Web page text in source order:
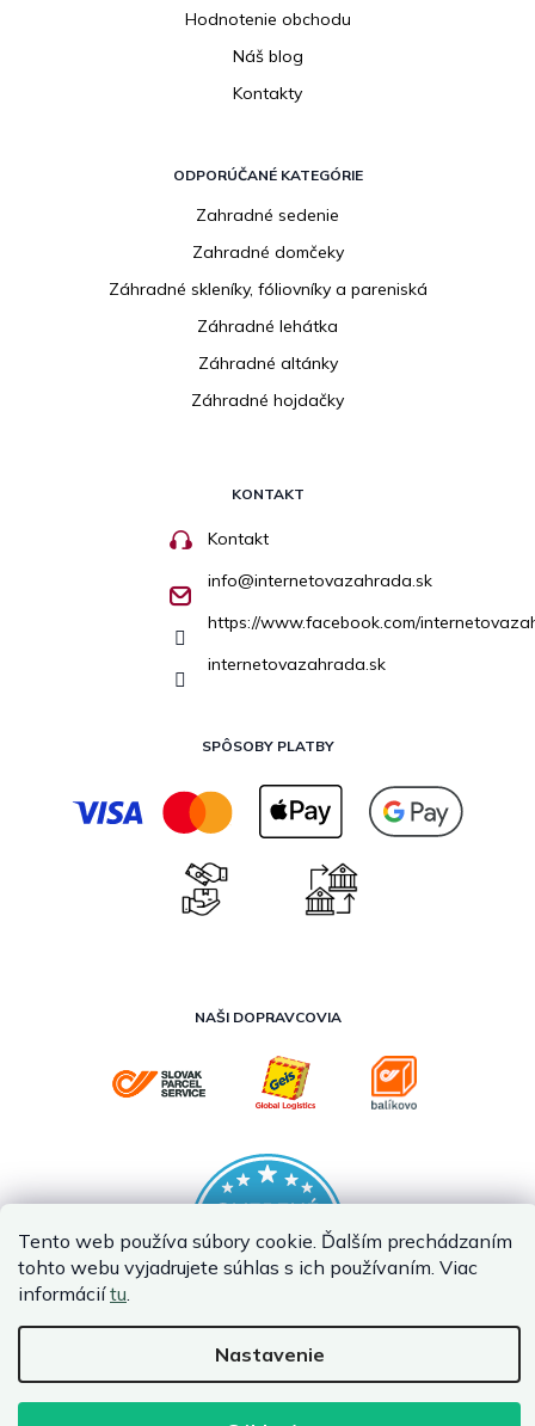
Tento web používa súbory cookie. Ďalším prechádzaním
tohto webu vyjadrujete súhlas s ich používaním. Viac
informáciítu.
Nastavenie
Hodnotenie obchodu
Náš blog
Kontakty
ODPORÚČANÉ KATEGÓRIE
Zahradné sedenie
Zahradné domčeky
Záhradné skleníky, fóliovníky a pareniská
Záhradné lehátka
Záhradné altánky
Záhradné hojdačky
KONTAKT
Kontakt
info@internetovazahrada.sk
https://www.facebook.com/
internetovazahrada.sk
SPÔSOBY PLATBY
NAŠI DOPRAVCOVIA